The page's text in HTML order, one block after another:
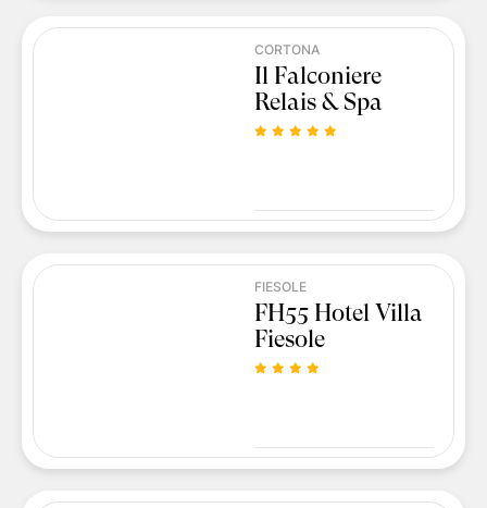
CORTONA
Il Falconiere
Relais & Spa
FIESOLE
FH55 Hotel Villa
Fiesole